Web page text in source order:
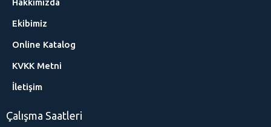
Ekibimiz
Online Katalog
KVKK Metni
İletişim
Çalışma Saatleri